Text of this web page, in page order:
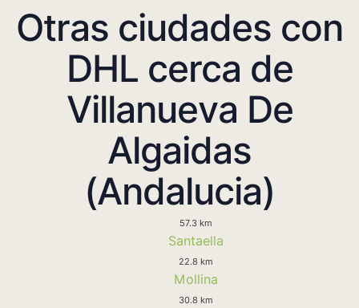
Otras ciudades con
DHL cerca de
Villanueva De
Algaidas
(Andalucia)
57.3 km
Santaella
22.8 km
Mollina
30.8 km